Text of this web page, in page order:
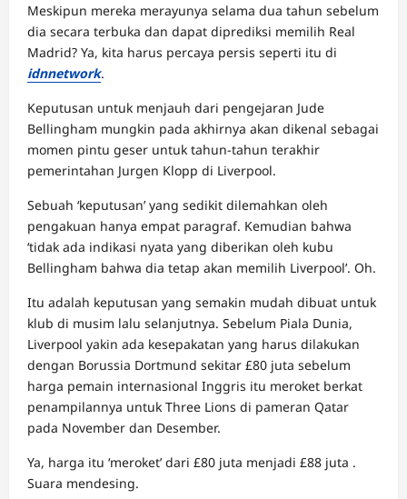
Meskipun mereka merayunya selama dua tahun sebelum
dia secara terbuka dan dapat diprediksi memilih Real
Madrid? Ya, kita harus percaya persis seperti itu di
idnnetwork.
Keputusan untuk menjauh dari pengejaran Jude
Bellingham mungkin pada akhirnya akan dikenal sebagai
momen pintu geser untuk tahun-tahun terakhir
pemerintahan Jurgen Klopp di Liverpool.
Sebuah ‘keputusan’ yang sedikit dilemahkan oleh
pengakuan hanya empat paragraf. Kemudian bahwa
‘tidak ada indikasi nyata yang diberikan oleh kubu
Bellingham bahwa dia tetap akan memilih Liverpool’. Oh.
Itu adalah keputusan yang semakin mudah dibuat untuk
klub di musim lalu selanjutnya. Sebelum Piala Dunia,
Liverpool yakin ada kesepakatan yang harus dilakukan
dengan Borussia Dortmund sekitar £80 juta sebelum
harga pemain internasional Inggris itu meroket berkat
penampilannya untuk Three Lions di pameran Qatar
pada November dan Desember.
Ya, harga itu ‘meroket’ dari £80 juta menjadi £88 juta .
Suara mendesing.